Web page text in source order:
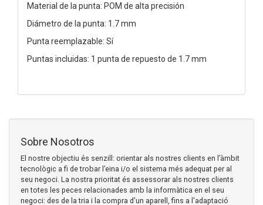
Material de la punta: POM de alta precisión
Diámetro de la punta: 1.7 mm
Punta reemplazable: Sí
Puntas incluidas: 1 punta de repuesto de 1.7 mm
Sobre Nosotros
El nostre objectiu és senzill: orientar als nostres clients en l’àmbit
tecnològic a fi de trobar l’eina i/o el sistema més adequat per al
seu negoci. La nostra prioritat és assessorar als nostres clients
en totes les peces relacionades amb la informàtica en el seu
negoci: des de la tria i la compra d'un aparell, fins a l'adaptació